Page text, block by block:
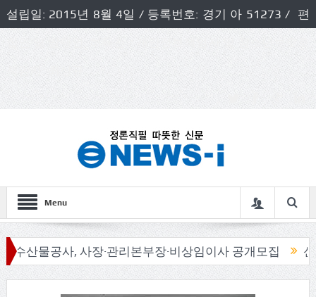
설립일: 2015년 8월 4일 / 등록번호: 경기 아 51273 / 편
집인 및 발행인: 허득천 / 개인정보책임자 및 청소년보호호
책임자: 최상규
Menu
공사, 사장·관리본부장·비상임이사 공개모집 신동화